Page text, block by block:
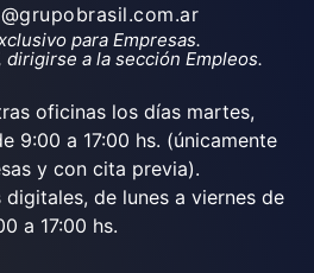
para Empresas.
dirigirse a la sección Empleos.
oficinas los días martes,
9:00 a 17:00 hs. (únicamente
y con cita previa).
de lunes a viernes de
a 17:00 hs.